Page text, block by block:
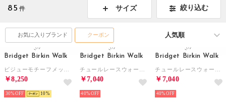
85 件 サイズ 絞り込む
お気に入りブランド クーポン
Bridget Birkin Walk
￥8,250
30% 10
Bridget Birkin Walk
￥7,040
40%
Bridget Birkin Walk
￥7,040
40%